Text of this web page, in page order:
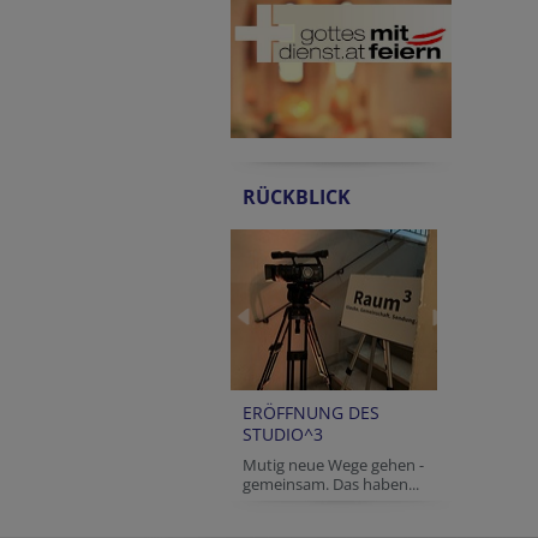
RÜCKBLICK
ERÖFFNUNG DES
STUDIO^3
Mutig neue Wege gehen -
gemeinsam. Das haben...